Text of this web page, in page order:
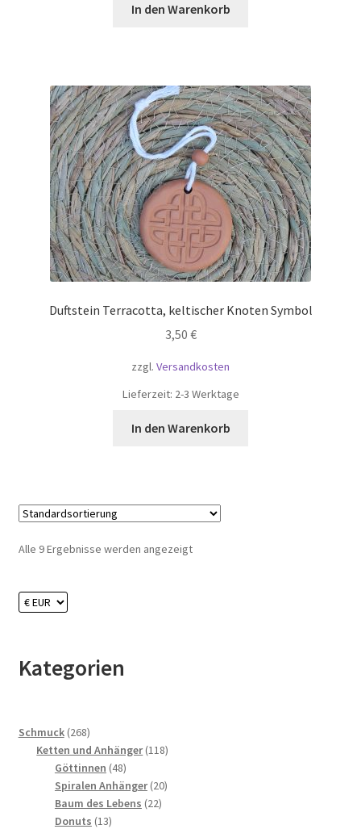
In den Warenkorb
Duftstein Terracotta, keltischer Knoten Symbol
3,50 €
zzgl. Versandkosten
Lieferzeit: 2-3 Werktage
In den Warenkorb
Alle 9 Ergebnisse werden angezeigt
Kategorien
Schmuck 268268
Produkte
Ketten und Anhänger 118118
Göttinnen 4848
Produkte
Spiralen Anhänger 2020
Baum des Lebens 2222
Donuts 1313